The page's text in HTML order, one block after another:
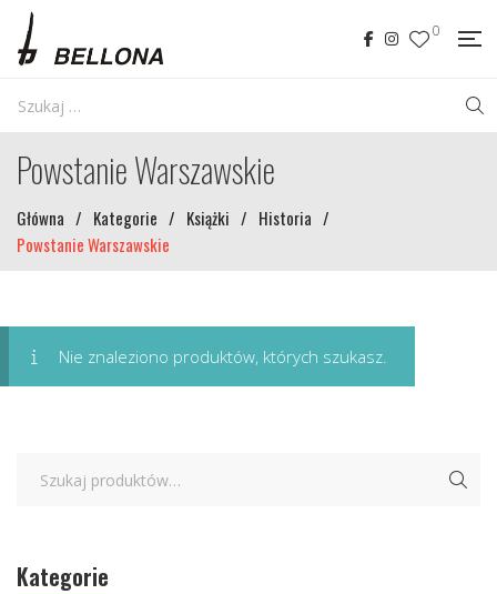
0
Powstanie Warszawskie
Główna / Kategorie / Książki / Historia /
Powstanie Warszawskie
Nie znaleziono produktów, których szukasz.
Kategorie